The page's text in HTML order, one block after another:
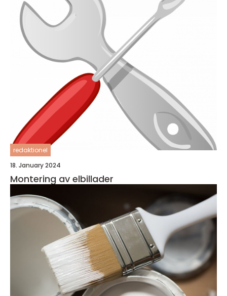
redaktionel
18. January 2024
Montering av elbillader